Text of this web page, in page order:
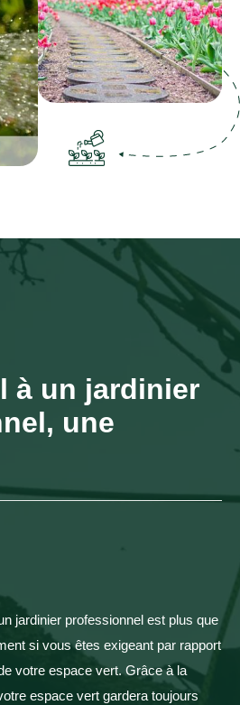
à un jardinier
une
jardinier professionnel est plus que
si vous êtes exigeant par rapport
votre espace vert. Grâce à la
espace vert gardera toujours